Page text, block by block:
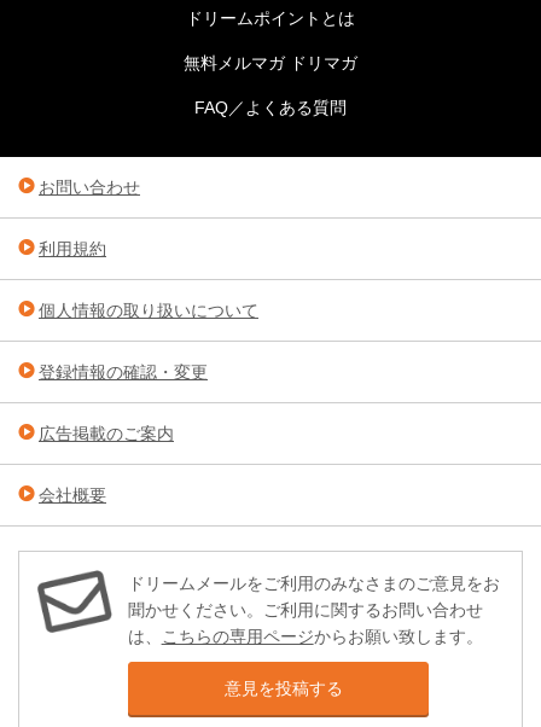
ドリームポイントとは
無料メルマガ ドリマガ
FAQ／よくある質問
お問い合わせ
利用規約
個人情報の取り扱いについて
登録情報の確認・変更
広告掲載のご案内
会社概要
ドリームメールをご利用のみなさまのご意見をお
聞かせください。ご利用に関するお問い合わせ
は、 こちらの専用ページからお願い致します。
意見を投稿する